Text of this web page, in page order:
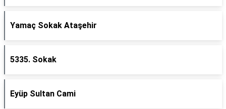
Yamaç Sokak Ataşehir
5335. Sokak
Eyüp Sultan Cami